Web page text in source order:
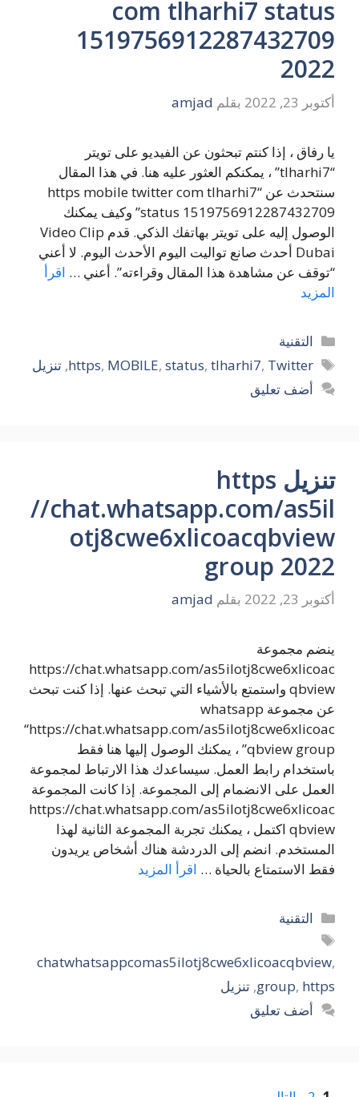
com tlharhi7 status
1519756912287432709
2022
أكتوبر 23, 2022 بقلم amjad
يا رفاق ، إذا كنتم تبحثون عن الفيديو على تويتر
“tlharhi7” ، يمكنكم العثور عليه هنا. في هذا المقال
سنتحدث عن “https mobile twitter com tlharhi7
status 1519756912287432709” وكيف يمكنك
الوصول إليه على تويتر بهاتفك الذكي. قدم Video Clip
Dubai أحدث صانع تواليت اليوم الأحدث اليوم. لا أعني
“توقف عن مشاهدة هذا المقال وقراءته”. أعني … اقرأ
المزيد
التصنيفات
التقنية
الوسوم
https, MOBILE, status, tlharhi7, Twitter
,تنزيل
أضف تعليق
تنزيل https
//chat.whatsapp.com/as5il
otj8cwe6xlicoacqbview
group 2022
أكتوبر 23, 2022 بقلم amjad
ينضم مجموعة
https://chat.whatsapp.com/as5ilotj8cwe6xlicoac
qbview واستمتع بالأشياء التي تبحث عنها. إذا كنت تبحث
عن مجموعة whatsapp
“https://chat.whatsapp.com/as5ilotj8cwe6xlicoac
qbview group” ، يمكنك الوصول إليها هنا فقط
باستخدام رابط العمل. سيساعدك هذا الارتباط لمجموعة
العمل على الانضمام إلى المجموعة. إذا كانت المجموعة
https://chat.whatsapp.com/as5ilotj8cwe6xlicoac
qbview اكتمل ، يمكنك تجربة المجموعة الثانية لهذا
المستخدم. انضم إلى الدردشة هناك أشخاص يريدون
فقط الاستمتاع بالحياة … اقرأ المزيد
التصنيفات
التقنية
chatwhatsappcomas5ilotj8cwe6xlicoacqbview,
group, https
, تنزيل
أضف تعليق